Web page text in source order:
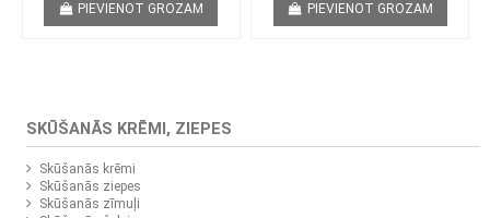
PIEVIENOT GROZAM PIEVIENOT GROZAM
SKŪŠANĀS KRĒMI, ZIEPES
Skūšanās krēmi
Skūšanās ziepes
Skūšanās zīmuļi